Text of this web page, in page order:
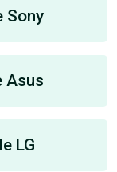
Sony
Asus
LG